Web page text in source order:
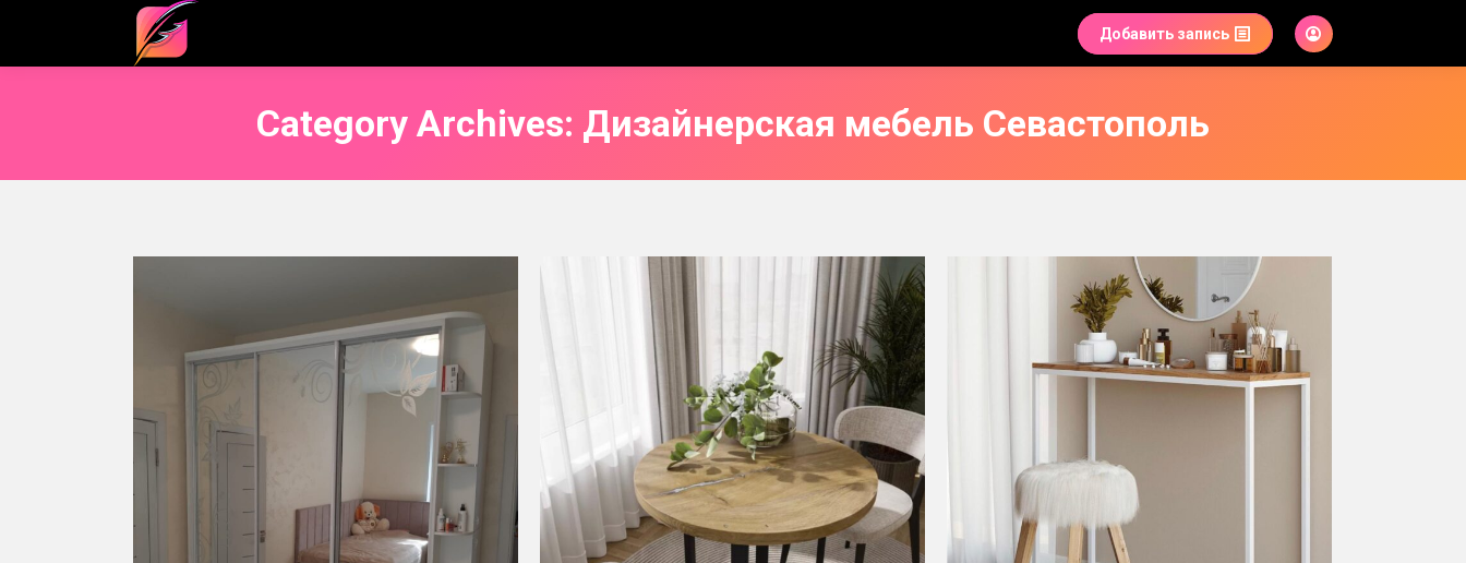
Добавить запись
Category Archives: Дизайнерская мебель Севастополь